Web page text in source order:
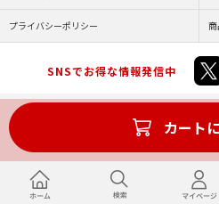
カート
プライバシーポリシー
SNSでお得な情報発信中